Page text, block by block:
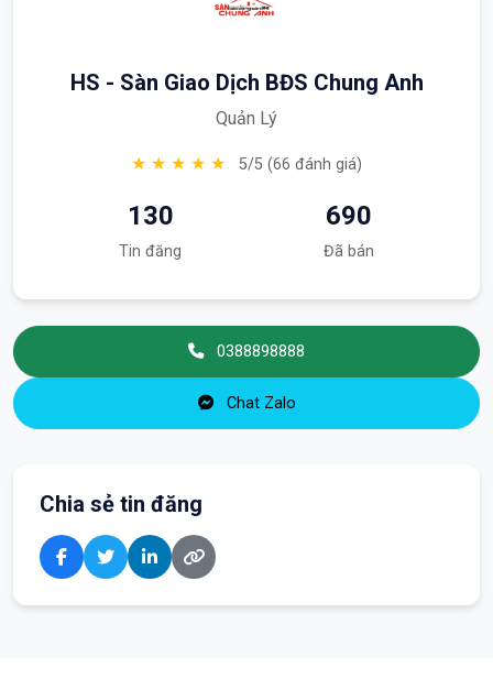
HS - Sàn Giao Dịch BĐS Chung Anh
Quản Lý
★ ★ ★ ★ ★ 5/5 (66 đánh giá)
130
Tin đăng
690
Đã bán
0388898888
Chat Zalo
Chia sẻ tin đăng